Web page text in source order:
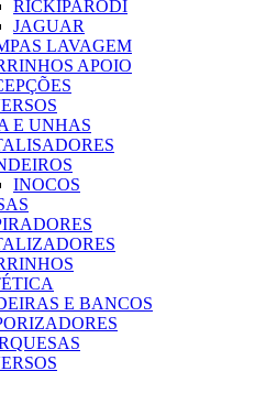
RICKIPARODI
JAGUAR
LAVAGEM
APOIO
E UNHAS
INOCOS
E BANCOS